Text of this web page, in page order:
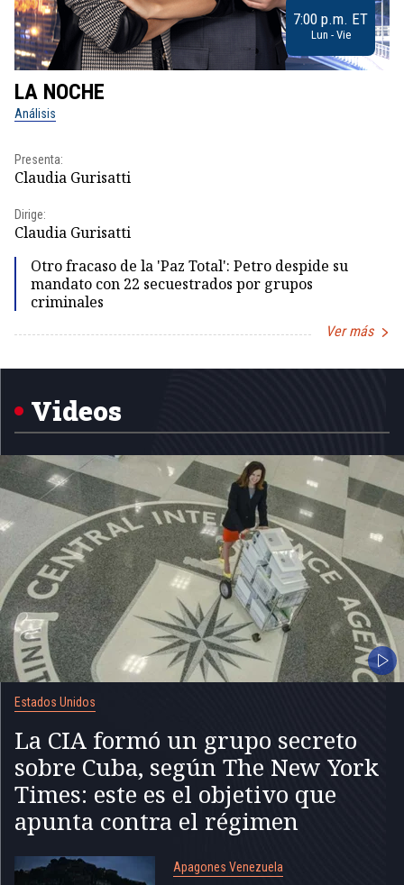
7:00 p.m. ET
Lun - Vie
LA NOCHE
Análisis
Presenta:
Claudia Gurisatti
Dirige:
Claudia Gurisatti
Otro fracaso de la 'Paz Total': Petro despide su
mandato con 22 secuestrados por grupos
criminales
Ver más
1
Videos
Estados Unidos
La CIA formó un grupo secreto
sobre Cuba, según The New York
Times: este es el objetivo que
apunta contra el régimen
Apagones Venezuela